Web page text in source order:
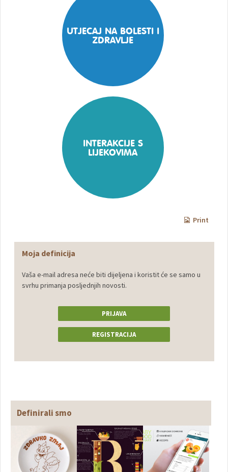
UTJECAJ NA BOLESTI I
ZDRAVLJE
INTERAKCIJE S
LIJEKOVIMA
Print
Moja definicija
Vaša e-mail adresa neće biti dijeljena i koristit će se samo u
svrhu primanja posljednjih novosti.
PRIJAVA
REGISTRACIJA
Definirali smo